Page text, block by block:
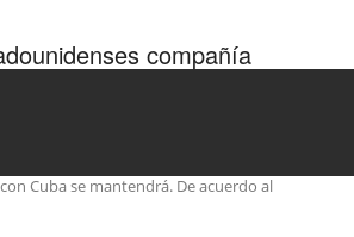
compañía
con Cuba
Cuba se mantendrá. De acuerdo al